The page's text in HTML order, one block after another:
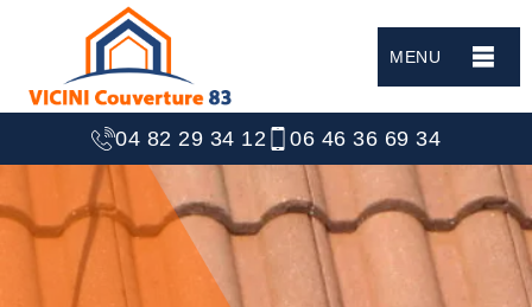
MENU
04 82 29 34 12 06 46 36 69 34